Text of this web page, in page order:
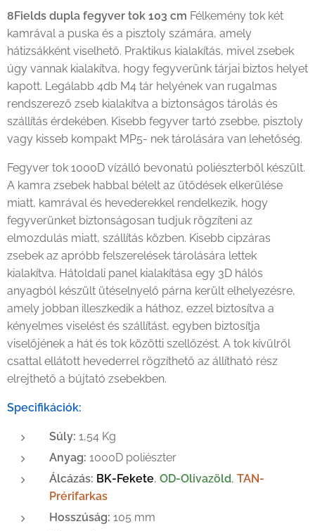
8Fields dupla fegyver tok 103 cm Félkemény tok két
kamrával a puska és a pisztoly számára, amely
hátizsákként viselhető. Praktikus kialakítás, mivel zsebek
úgy vannak kialakítva, hogy fegyverünk tárjai biztos helyet
kapott. Legálabb 4db M4 tár helyének van rugalmas
rendszerező zseb kialakítva a biztonságos tárolás és
szállítás érdekében. Kisebb fegyver tartó zsebbe, pisztoly
vagy kisseb kompakt MP5- nek tárolására van lehetőség.
Fegyver tok 1000D vízálló bevonatú poliészterből készült.
A kamra zsebek habbal bélelt az ütődések elkerülése
miatt, kamrával és hevederekkel rendelkezik, hogy
fegyverünket biztonságosan tudjuk rögzíteni az
elmozdulás miatt, szállítás közben. Kisebb cipzáras
zsebek az apróbb felszerelések tárolására lettek
kialakítva. Hátoldali panel kialakítása egy 3D hálós
anyagból készült ütéselnyelő párna került elhelyezésre,
amely jobban illeszkedik a háthoz, ezzel biztosítva a
kényelmes viselést és szállítást, egyben biztosítja
viselőjének a hát és tok közötti szellőzést. A tok kívülről
csattal ellátott hevederrel rögzíthető az állítható rész
elrejthető a bújtató zsebekben.
Specifikációk:
Súly: 1,54 Kg
Anyag: 1000D poliészter
Álcázás: BK-Fekete, OD-Olivazöld, TAN-
Prérifarkas
Hosszúság: 105 mm